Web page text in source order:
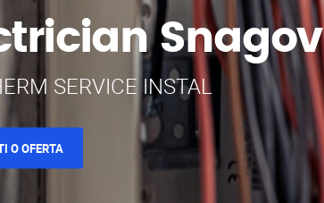
Snagov
SERVICE INSTAL
O OFERTA